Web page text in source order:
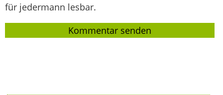
für jedermann lesbar.